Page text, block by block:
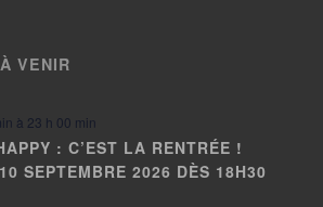
VENIR
à 23 h 00 min
: C’EST LA RENTRÉE !
SEPTEMBRE 2026 DÈS 18H30